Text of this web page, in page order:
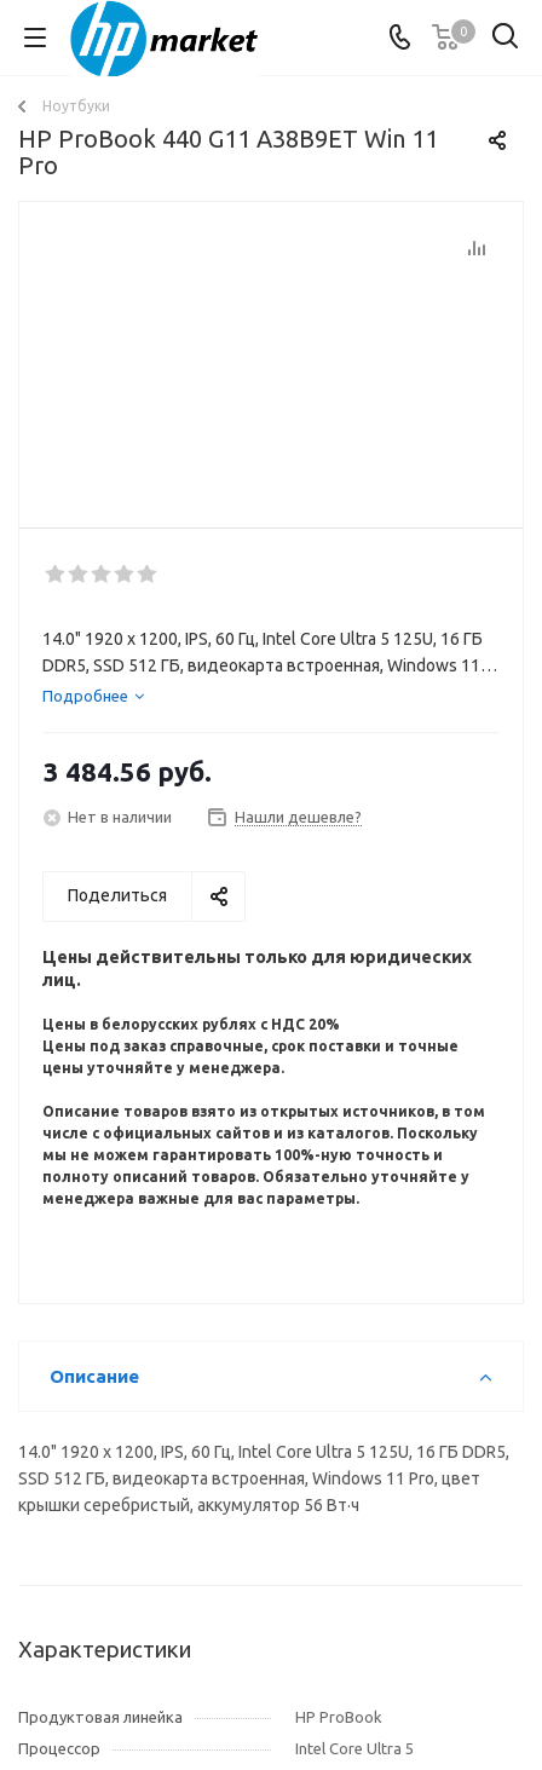
0
Ноутбуки
HP ProBook 440 G11 A38B9ET Win 11
Pro
14.0" 1920 x 1200, IPS, 60 Гц, Intel Core Ultra 5 125U, 16 ГБ
DDR5, SSD 512 ГБ, видеокарта встроенная, Windows 11
Pro, цвет крышки серебристый, аккумулятор 56 Вт·ч
Подробнее
3 484.56 руб.
Нет в наличии Нашли дешевле?
Поделиться
Цены действительны только для юридических
лиц.
Цены в белорусских рублях с НДС 20%
Цены под заказ справочные, срок поставки и точные
цены уточняйте у менеджера.
Описание товаров взято из открытых источников, в том
числе с официальных сайтов и из каталогов. Поскольку
мы не можем гарантировать 100%-ную точность и
полноту описаний товаров. Обязательно уточняйте у
менеджера важные для вас параметры.
Описание
14.0" 1920 x 1200, IPS, 60 Гц, Intel Core Ultra 5 125U, 16 ГБ DDR5,
SSD 512 ГБ, видеокарта встроенная, Windows 11 Pro, цвет
крышки серебристый, аккумулятор 56 Вт·ч
Характеристики
Продуктовая линейка
HP ProBook
Процессор
Intel Core Ultra 5